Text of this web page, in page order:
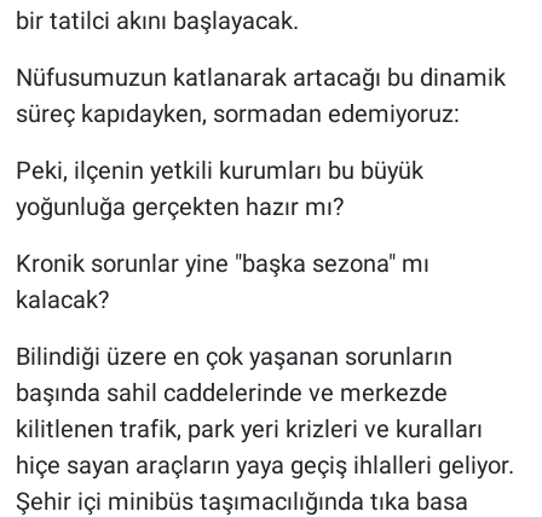
bir tatilci akını başlayacak.
​Nüfusumuzun katlanarak artacağı bu dinamik
süreç kapıdayken, sormadan edemiyoruz:
Peki, ilçenin yetkili kurumları bu büyük
yoğunluğa gerçekten hazır mı?
​Kronik sorunlar yine "başka sezona" mı
kalacak?
Bilindiği üzere en çok yaşanan sorunların
başında sahil caddelerinde ve merkezde
kilitlenen trafik, park yeri krizleri ve kuralları
hiçe sayan araçların yaya geçiş ihlalleri geliyor.
Şehir içi minibüs taşımacılığında tıka basa